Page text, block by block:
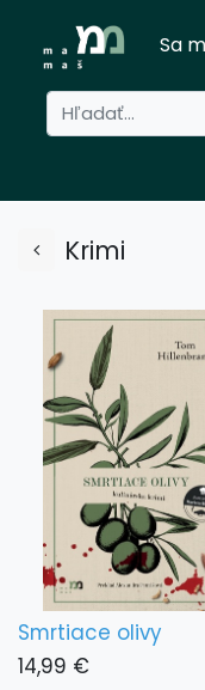
Sa
Krimi
Smrtiace olivy
14,99 €